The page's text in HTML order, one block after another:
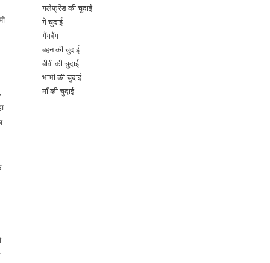
गर्लफ्रेंड की चुदाई
गे चुदाई
गैंगबैंग
बहन की चुदाई
बीवी की चुदाई
भाभी की चुदाई
माँ की चुदाई